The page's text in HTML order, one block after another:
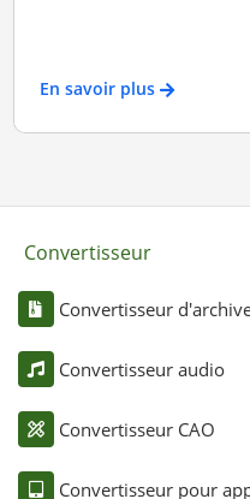
En savoir plus
Convertisseur
Convertisseur
Convertisseur audio
Convertisseur CAO
Convertisseur pour